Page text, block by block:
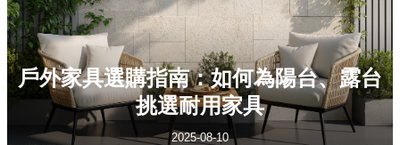
戶外家具選購指南：如何為陽台、露台
挑選耐用家具
2025-08-10